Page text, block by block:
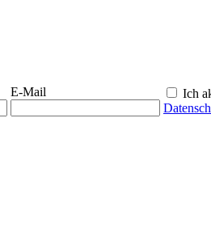
E-Mail
Ich